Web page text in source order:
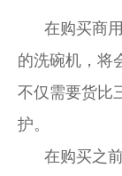
在购买商用
的洗碗机，将
不仅需要货比
护。
在购买之前